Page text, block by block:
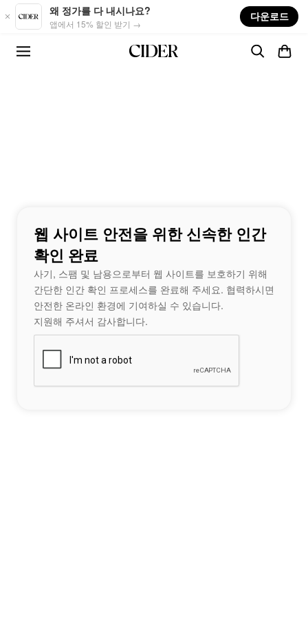
Skip to main content
왜 정가를 다 내시나요?
앱에서 15% 할인 받기 →
다운로드
웹 사이트 안전을 위한 신속한 인간
확인 완료
사기, 스팸 및 남용으로부터 웹 사이트를 보호하기 위해
간단한 인간 확인 프로세스를 완료해 주세요. 협력하시면
안전한 온라인 환경에 기여하실 수 있습니다.
지원해 주셔서 감사합니다.